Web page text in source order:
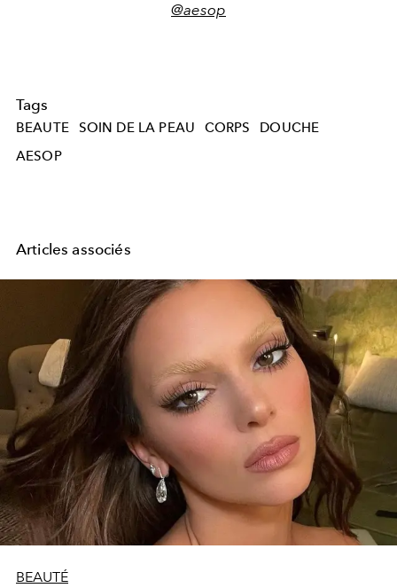
@aesop
Tags
BEAUTE SOIN DE LA PEAU CORPS
DOUCHE
AESOP
Articles associés
BEAUTÉ